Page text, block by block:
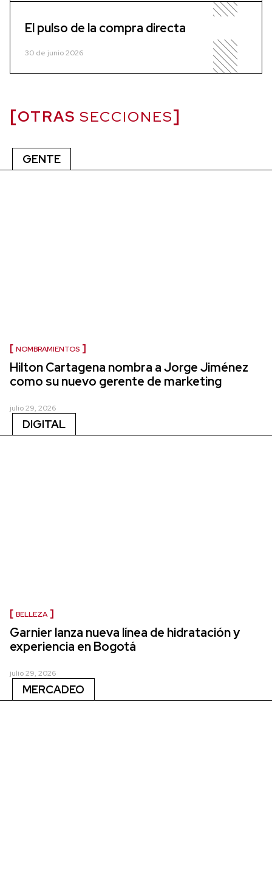
El pulso de la compra directa
30 de junio 2026
OTRAS SECCIONES
GENTE
NOMBRAMIENTOS
Hilton Cartagena nombra a Jorge Jiménez
como su nuevo gerente de marketing
julio 29, 2026
DIGITAL
BELLEZA
Garnier lanza nueva línea de hidratación y
experiencia en Bogotá
julio 29, 2026
MERCADEO